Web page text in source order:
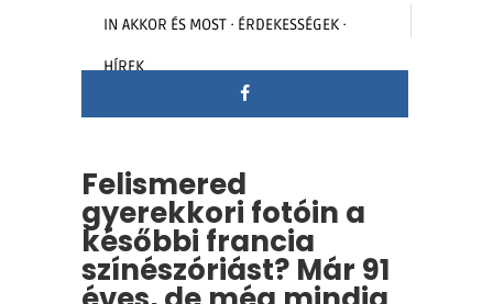
IN AKKOR ÉS MOST · ÉRDEKESSÉGEK ·
HÍREK
Felismered
gyerekkori fotóin a
későbbi francia
színészóriást? Már 91